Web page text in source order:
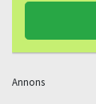
Annons